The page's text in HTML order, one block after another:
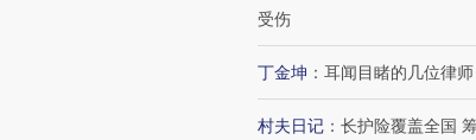
受伤
丁金坤 ： 耳闻目睹的几位律师
村夫日记 ： 长护险覆盖全国